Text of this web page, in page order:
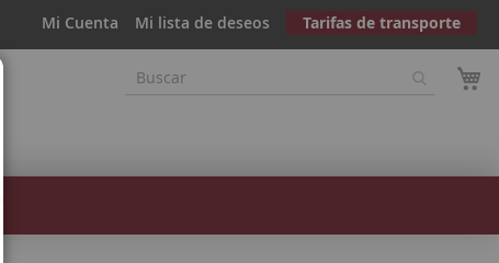
Mi Cuenta Mi lista de deseos Tarifas de transporte